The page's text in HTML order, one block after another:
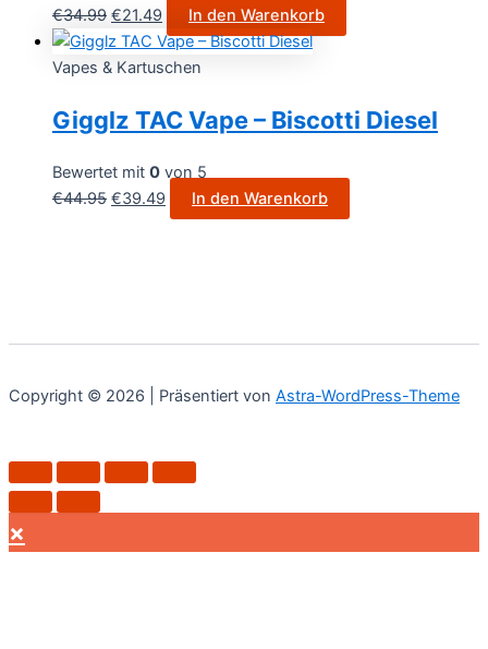
€34.99 €21.49 In den Warenkorb
Vapes & Kartuschen
Gigglz TAC Vape – Biscotti Diesel
Bewertet mit 0 von 5
€44.95 €39.49 In den Warenkorb
Copyright © 2026 | Präsentiert von Astra-WordPress-Theme
×